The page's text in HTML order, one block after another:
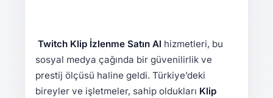
Twitch Klip İzlenme Satın Al hizmetleri, bu
sosyal medya çağında bir güvenilirlik ve
prestij ölçüsü haline geldi. Türkiye’deki
bireyler ve işletmeler, sahip oldukları Klip